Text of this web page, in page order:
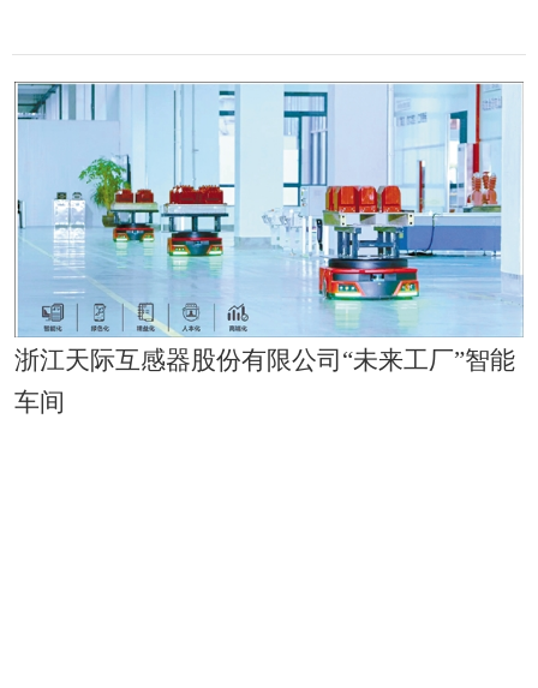
浙江天际互感器股份有限公司“未来工厂”智能
车间